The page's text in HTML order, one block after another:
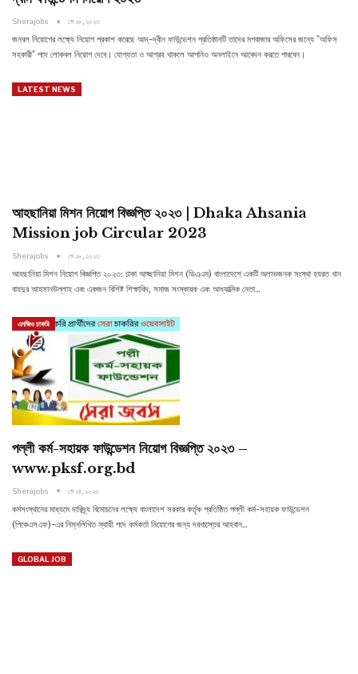
Sherajobs মে ২৮, ২০২৩
জনবল নিয়োগের লক্ষ্যে নিয়োগ প্রকাশ করেছে আদ্-দ্বীন ফাউন্ডেশন প্রতিষ্ঠানটি তাদের মগবাজার অফিসের জন্যে "অফিস
সহকারী" পদে লোকবল নিয়োগ দেবে। যোগ্যতা ও আগ্রহ থাকলে আপনিও অনলাইনে আবেদন করতে পারবেন।
LATEST NEWS
আহছানিয়া মিশন নিয়োগ বিজ্ঞপ্তি ২০২৩ | Dhaka Ahsania
Mission job Circular 2023
Sherajobs মে ২৮, ২০২৩
আহছানিয়া মিশন নিয়োগ বিজ্ঞপ্তি ২০২৩: ঢাকা আহ্ছানিয়া মিশন (ডিএএম) বাংলাদেশে একটি অলাভজনক সংস্থা হযরত খান
বাহদুর আহসানউল্লাহ এবং একজন বিশিষ্ট শিক্ষাবিদ, সমাজ সংস্কারক এবং আধ্যাত্মিক নেতা…
এনজিও চাকরি
পল্লী কর্ম-সহায়ক ফাউন্ডেশন নিয়োগ বিজ্ঞপ্তি ২০২৩ –
www.pksf.org.bd
Sherajobs মে ২৪, ২০২৩
কর্মসংস্থানের মাধ্যমে দারিদ্র্য বিমোচনের লক্ষ্যে বাংলাদেশ সরকার কর্তৃক প্রতিষ্ঠিত পল্লী কর্ম-সহায়ক ফাউন্ডেশন
(পিকেএসএফ)-এর নিম্নলিখিত স্থায়ী পদে কর্মকর্তা নিয়োগের জন্য দরখাস্তের আহবান…
GLOBAL JOB